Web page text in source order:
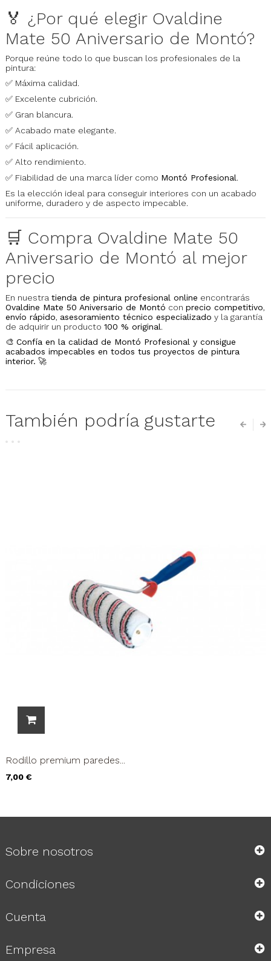
🏅 ¿Por qué elegir Ovaldine
Mate 50 Aniversario de Montó?
Porque reúne todo lo que buscan los profesionales de la
pintura:
✅ Máxima calidad.
✅ Excelente cubrición.
✅ Gran blancura.
✅ Acabado mate elegante.
✅ Fácil aplicación.
✅ Alto rendimiento.
✅ Fiabilidad de una marca líder como Montó Profesional.
Es la elección ideal para conseguir interiores con un acabado
uniforme, duradero y de aspecto impecable.
🛒 Compra Ovaldine Mate 50
Aniversario de Montó al mejor
precio
En nuestra tienda de pintura profesional online encontrarás
Ovaldine Mate 50 Aniversario de Montó con precio competitivo,
envío rápido, asesoramiento técnico especializado y la garantía
de adquirir un producto 100 % original.
🎨 Confía en la calidad de Montó Profesional y consigue
acabados impecables en todos tus proyectos de pintura
interior. 🚀
También podría gustarte
Rodillo premium paredes...
Precio
7,00 €
Sobre nosotros
Condiciones
Cuenta
Empresa